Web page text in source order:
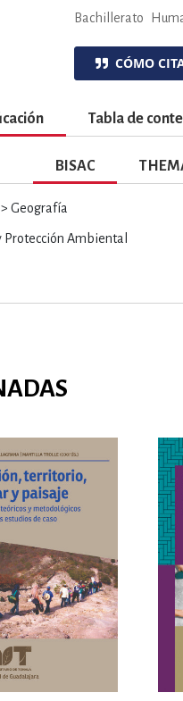
CIENCIAS
SOCIEDAD
Bachillerato
CÓMO
Tabla de
BISAC
Geografía
Protección Ambiental